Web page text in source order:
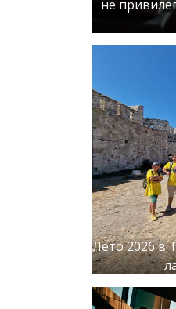
не
Лето 2026 в